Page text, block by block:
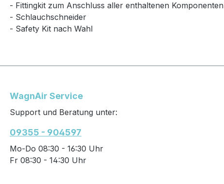
- Fittingkit zum Anschluss aller enthaltenen Komponenten
- Schlauchschneider
- Safety Kit nach Wahl
WagnAir Service
Support und Beratung unter:
09355 - 904597
Mo-Do 08:30 - 16:30 Uhr
Fr 08:30 - 14:30 Uhr